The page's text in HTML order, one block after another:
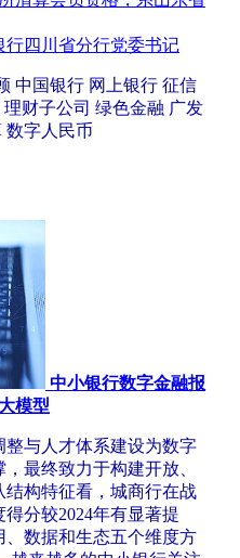
行四川省分行党委书记
中国银行 网上银行 征信
理财子公司 绿色金融 广发
数字人民币
中小银行数字金融报
模型
与人才体系建设为数字
最终致力于构建开放、
构特征看，城商行在战
分较2024年有显著提
数据和生态五个维度方